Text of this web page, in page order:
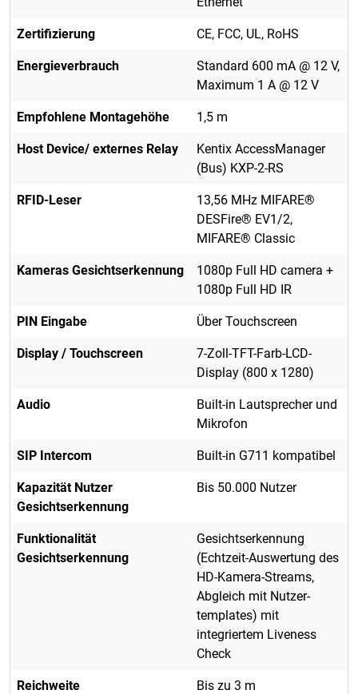
Zertifizierung CE, FCC, UL, RoHS
Energieverbrauch
Standard 600 mA @ 12 V,
Maximum 1 A @ 12 V
Empfohlene Montagehöhe 1,5 m
Host Device/ externes Relay
Kentix AccessManager
(Bus) KXP-2-RS
RFID-Leser
13,56 MHz MIFARE®
DESFire® EV1/2,
MIFARE® Classic
Kameras Gesichtserkennung
1080p Full HD camera +
1080p Full HD IR
PIN Eingabe Über Touchscreen
Display / Touchscreen
7-Zoll-TFT-Farb-LCD-
Display (800 x 1280)
Audio
Built-in Lautsprecher und
Mikrofon
SIP Intercom Built-in G711 kompatibel
Kapazität Nutzer
Gesichtserkennung
Bis 50.000 Nutzer
Funktionalität
Gesichtserkennung
Gesichtserkennung
(Echtzeit-Auswertung des
HD-Kamera-Streams,
Abgleich mit Nutzer-
templates) mit
integriertem Liveness
Check
Reichweite
Bis zu 3 m